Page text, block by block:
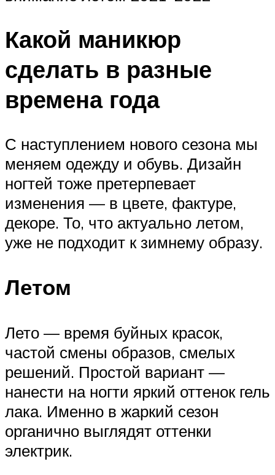
Какой маникюр
сделать в разные
времена года
С наступлением нового сезона мы
меняем одежду и обувь. Дизайн
ногтей тоже претерпевает
изменения — в цвете, фактуре,
декоре. То, что актуально летом,
уже не подходит к зимнему образу.
Летом
Лето — время буйных красок,
частой смены образов, смелых
решений. Простой вариант —
нанести на ногти яркий оттенок гель
лака. Именно в жаркий сезон
органично выглядят оттенки
электрик.